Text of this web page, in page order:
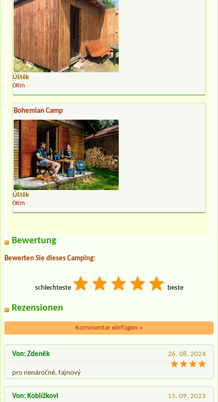
Úštěk
0Km
Bohemian Camp
Úštěk
0Km
Bewertung
Bewerten Sie dieses Camping:
schlechteste beste
Rezensionen
Kommentar einfügen »
26. 08. 2024
Von: Zdeněk
pro nenáročné, fajnový
15. 09. 2023
Von: Koblížkovi